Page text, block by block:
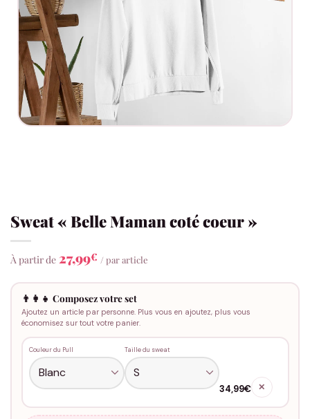
Sweat « Belle Maman coté coeur »
À partir de 27,99€ / par article
👨‍👩‍👧 Composez votre set
Ajoutez un article par personne. Plus vous en ajoutez, plus vous
économisez sur tout votre panier.
Couleur du Pull Taille du sweat
34,99€ ✕